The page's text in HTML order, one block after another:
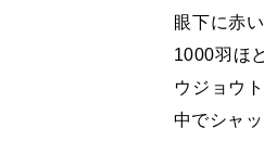
眼下に赤
1000羽ほ
ウジョウ
中でシャ